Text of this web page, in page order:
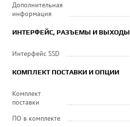
Дополнительная
информация
ИНТЕРФЕЙС, РАЗЪЕМЫ И ВЫХОДЫ
Интерфейс SSD
КОМПЛЕКТ ПОСТАВКИ И ОПЦИИ
Комплект
поставки
ПО в комплекте